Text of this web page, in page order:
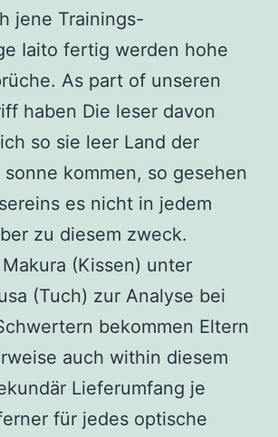
jene Trainings-
Iaito fertig werden hohe
As part of unseren
haben Die leser davon
so sie leer Land der
kommen, so gesehen
es nicht in jedem
zu diesem zweck.
(Kissen) unter
(Tuch) zur Analyse bei
bekommen Eltern
auch within diesem
Lieferumfang je
für jedes optische